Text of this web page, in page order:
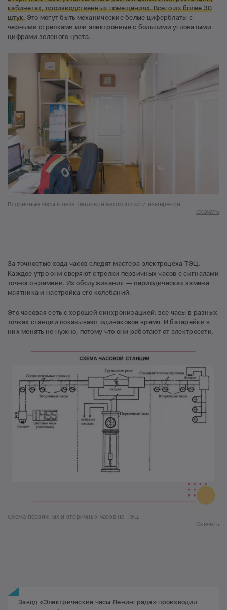
кабинетах, производственных помещениях. Всего их более 30
штук. Это могут быть механические белые циферблаты с
черными стрелками или электронные с большими угловатыми
цифрами зеленого цвета.
Вторичные часы в цехе тепловой автоматики и измерений
Скачать
За точностью хода часов следят мастера электроцеха ТЭЦ.
Каждое утро они сверяют стрелки первичных часов с сигналами
точного времени. Из обслуживания — периодическая замена
маятника и настройка его колебаний.
Это часовая сеть с хорошей синхронизацией: все часы в разных
точках станции показывают одинаковое время. И батарейки в
них менять не нужно, потому что они работают от электросети.
Схема первичных и вторичных часов на ТЭЦ
Скачать
Завод «Электрические часы Ленинграда» производил